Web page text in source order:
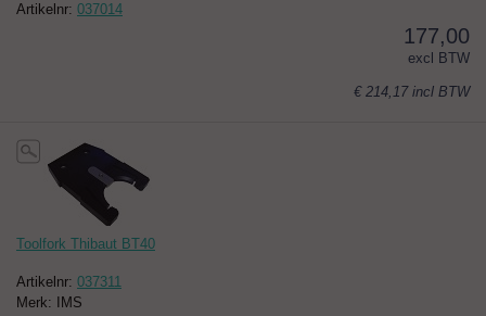
Artikelnr: 037014
177,00
excl BTW
€ 214,17 incl BTW
Toolfork Thibaut BT40
Artikelnr: 037311
Merk: IMS